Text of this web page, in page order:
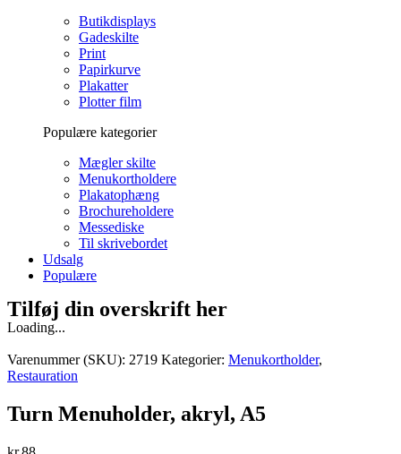
Butikdisplays
Gadeskilte
Print
Papirkurve
Plakatter
Plotter film
Populære kategorier
Mægler skilte
Menukortholdere
Plakatophæng
Brochureholdere
Messediske
Til skrivebordet
Udsalg
Populære
Tilføj din overskrift her
Loading...
Varenummer (SKU): 2719 Kategorier: Menukortholder,
Restauration
Turn Menuholder, akryl, A5